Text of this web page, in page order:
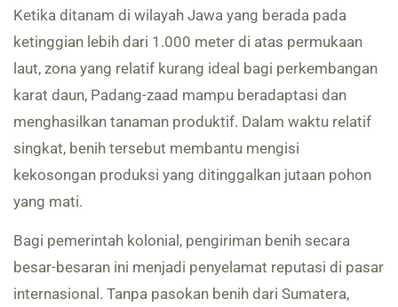
Ketika ditanam di wilayah Jawa yang berada pada
ketinggian lebih dari 1.000 meter di atas permukaan
laut, zona yang relatif kurang ideal bagi perkembangan
karat daun, Padang-zaad mampu beradaptasi dan
menghasilkan tanaman produktif. Dalam waktu relatif
singkat, benih tersebut membantu mengisi
kekosongan produksi yang ditinggalkan jutaan pohon
yang mati.
Bagi pemerintah kolonial, pengiriman benih secara
besar-besaran ini menjadi penyelamat reputasi di pasar
internasional. Tanpa pasokan benih dari Sumatera,